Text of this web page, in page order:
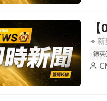
06 產業即時新聞】新藥研
分
德英